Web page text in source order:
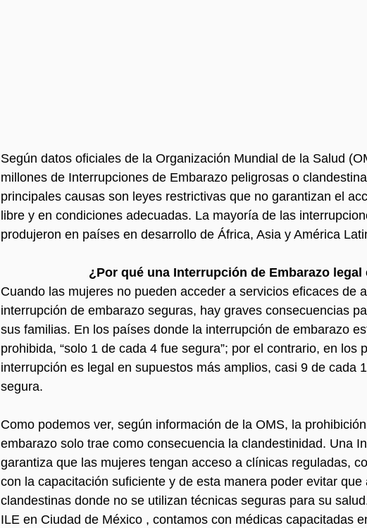
Según datos oficiales de la Organización Mundial de la Salud
millones de Interrupciones de Embarazo peligrosas o
principales causas son leyes restrictivas que no garantizan el
libre y en condiciones adecuadas. La mayoría de las
produjeron en países en desarrollo de África, Asia y América
¿Por qué una Interrupción de Embarazo legal
Cuando las mujeres no pueden acceder a servicios eficaces de
interrupción de embarazo seguras, hay graves consecuencias
sus familias. En los países donde la interrupción de embarazo
prohibida, “solo 1 de cada 4 fue segura”; por el contrario, en los
interrupción es legal en supuestos más amplios, casi 9 de cada
segura.
Como podemos ver, según información de la OMS, la
embarazo solo trae como consecuencia la clandestinidad. Una
garantiza que las mujeres tengan acceso a clínicas reguladas,
con la capacitación suficiente y de esta manera poder evitar
clandestinas donde no se utilizan técnicas seguras para su
ILE en Ciudad de México , contamos con médicas capacitadas